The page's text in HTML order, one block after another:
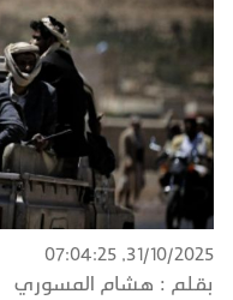
31/10/2025, 07:04:25
بقلم : هشام المسوري